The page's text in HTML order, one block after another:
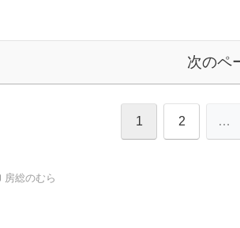
次のペ
1 2 …
房総のむら